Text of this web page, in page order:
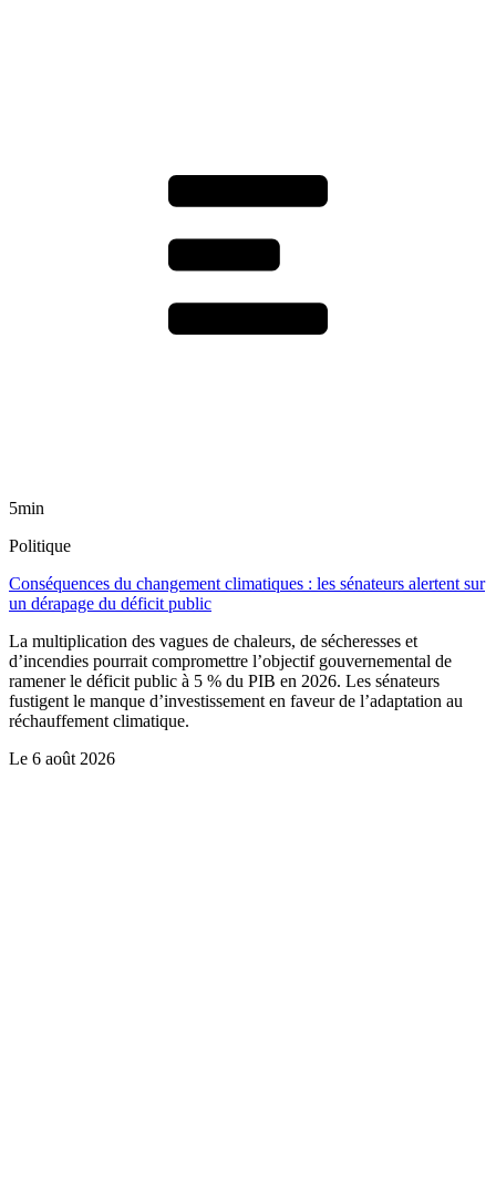
5min
Politique
Conséquences du changement climatiques : les sénateurs alertent sur
un dérapage du déficit public
La multiplication des vagues de chaleurs, de sécheresses et
d’incendies pourrait compromettre l’objectif gouvernemental de
ramener le déficit public à 5 % du PIB en 2026. Les sénateurs
fustigent le manque d’investissement en faveur de l’adaptation au
réchauffement climatique.
Le 6 août 2026